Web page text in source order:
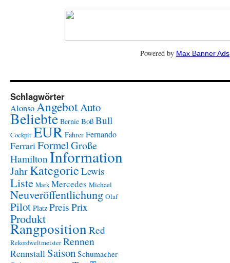
Powered by Max Banner Ads
Schlagwörter
AlonsoAngebotAuto
Beliebte Bernie Boß Bull
Cockpit EUR Fahrer Fernando
FerrariFormelGroße
HamiltonInformation
JahrKategorie Lewis
Liste Mark Mercedes Michael
Neuveröffentlichung Olaf
Pilot Platz Preis Prix
Produkt
Rangposition Red
Rekordweltmeister Rennen
Rennstall Saison Schumacher